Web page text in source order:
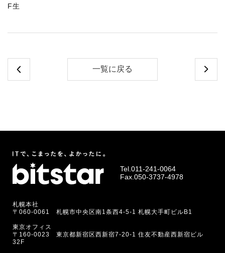
F生
一覧に戻る
Tel. 011-241-0064
Fax.050-3737-4978
札幌本社
〒060-0061 札幌市中央区南1条西4-5-1 札幌大手町ビルB1
東京オフィス
〒160-0023 東京都新宿区西新宿7-20-1 住友不動産西新宿ビル
32F